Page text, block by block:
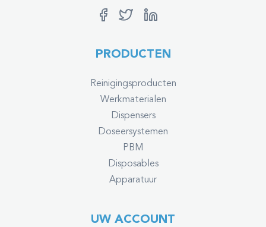
PRODUCTEN
Reinigingsproducten
Werkmaterialen
Dispensers
Doseersystemen
PBM
Disposables
Apparatuur
UW ACCOUNT